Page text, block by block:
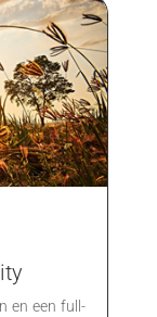
en een full-